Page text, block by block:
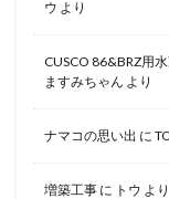
ウ より
CUSCO 86&BRZ用
ますみちゃん より
ナマコの思い出 に
増築工事 に トウ より